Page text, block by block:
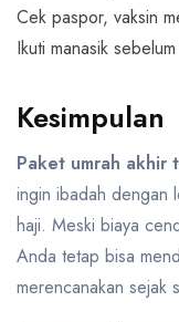
Cek paspor, vaksin
Ikuti manasik
Kesimpulan
Paket umrah akhir
ingin ibadah dengan
haji. Meski biaya
Anda tetap bisa
merencanakan sejak